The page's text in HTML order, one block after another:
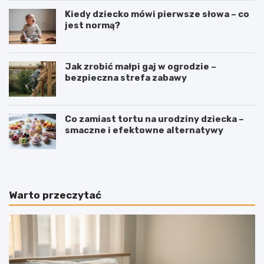
Kiedy dziecko mówi pierwsze słowa – co
jest normą?
Jak zrobić małpi gaj w ogrodzie –
bezpieczna strefa zabawy
Co zamiast tortu na urodziny dziecka –
smaczne i efektowne alternatywy
Warto przeczytać